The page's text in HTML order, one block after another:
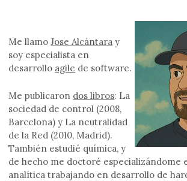
Me llamoJose Alcántara y
soy especialista en
desarrollo agile de software.
Me publicaron dos libros: La
sociedad de control (2008,
Barcelona) y La neutralidad
de la Red (2010, Madrid).
También estudié química, y
de hecho me doctoré especializándome
analítica trabajando en desarrollo de